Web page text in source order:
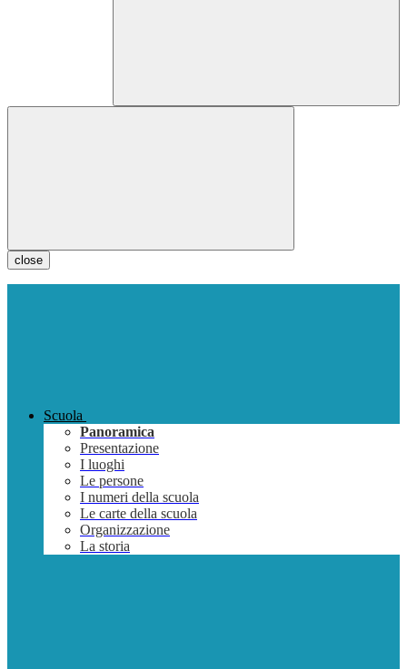
close
Scuola
Panoramica
Presentazione
I luoghi
Le persone
I numeri della scuola
Le carte della scuola
Organizzazione
La storia